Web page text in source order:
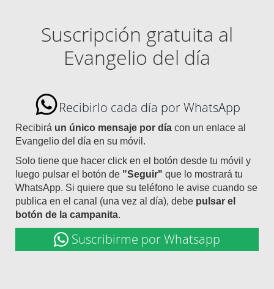
Suscripción gratuita al
Evangelio del día
Recibirlo cada día por WhatsApp
Recibirá un único mensaje por día con un enlace al
Evangelio del día en su móvil.
Solo tiene que hacer click en el botón desde tu móvil y
luego pulsar el botón de "Seguir" que lo mostrará tu
WhatsApp. Si quiere que su teléfono le avise cuando se
publica en el canal (una vez al día), debe pulsar el
botón de la campanita.
Suscribirme por Whatsapp